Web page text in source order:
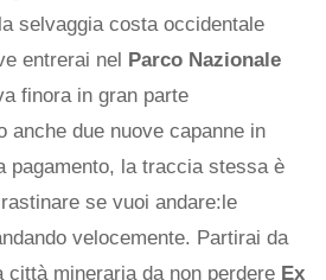
selvaggia costa occidentale
entrerai nel Parco Nazionale
finora in gran parte
anche due nuove capanne in
pagamento, la traccia stessa è
se vuoi andare:le
velocemente. Partirai da
città mineraria da non perdere Ex